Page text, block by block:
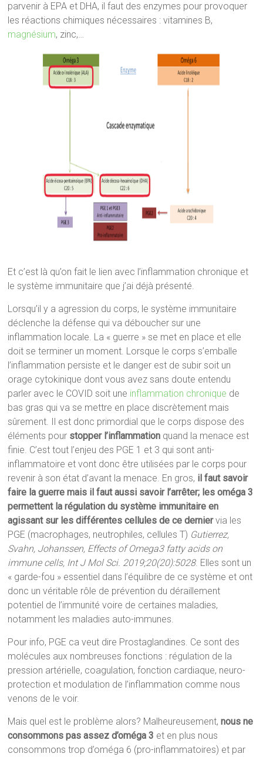
parvenir à EPA et DHA, il faut des enzymes pour provoquer
les réactions chimiques nécessaires : vitamines B,
magnésium, zinc,…
Et c’est là qu’on fait le lien avec l’inflammation chronique et
le système immunitaire que j’ai déjà présenté.
Lorsqu’il y a agression du corps, le système immunitaire
déclenche la défense qui va déboucher sur une
inflammation locale. La « guerre » se met en place et elle
doit se terminer un moment. Lorsque le corps s’emballe
l’inflammation persiste et le danger est de subir soit un
orage cytokinique dont vous avez sans doute entendu
parler avec le COVID soit une inflammation chronique de
bas gras qui va se mettre en place discrètement mais
sûrement. Il est donc primordial que le corps dispose des
éléments pour stopper l’inflammation quand la menace est
finie. C’est tout l’enjeu des PGE 1 et 3 qui sont anti-
inflammatoire et vont donc être utilisées par le corps pour
revenir à son état d’avant la menace. En gros, il faut savoir
faire la guerre mais il faut aussi savoir l’arrêter; les oméga 3
permettent la régulation du système immunitaire en
agissant sur les différentes cellules de ce derniervia les
PGE (macrophages, neutrophiles, cellules T) Gutierrez,
Svahn, Johanssen, Effects of Omega3 fatty acids on
immune cells, Int J Mol Sci. 2019;20(20):5028. Elles sont un
« garde-fou » essentiel dans l’équilibre de ce système et ont
donc un véritable rôle de prévention du déraillement
potentiel de l’immunité voire de certaines maladies,
notamment les maladies auto-immunes.
Pour info, PGE ca veut dire Prostaglandines. Ce sont des
molécules aux nombreuses fonctions : régulation de la
pression artérielle, coagulation, fonction cardiaque, neuro-
protection et modulation de l’inflammation comme nous
venons de le voir.
Mais quel est le problème alors? Malheureusement,nous ne
consommons pas assez d’oméga 3 et en plus nous
consommons trop d’oméga 6 (pro-inflammatoires) et par